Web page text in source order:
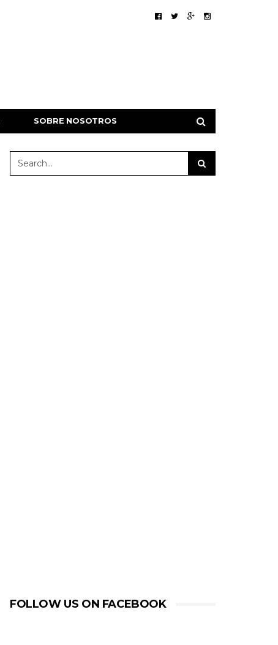
SOBRE NOSOTROS
FOLLOW US ON FACEBOOK